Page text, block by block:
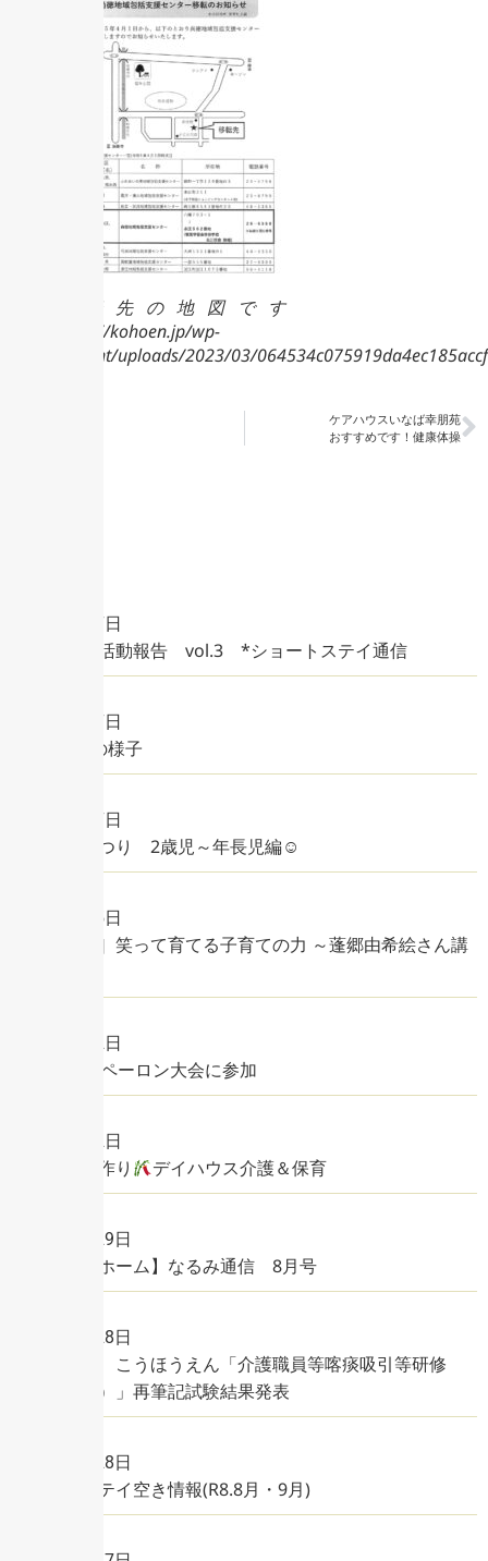
移転先の地図です
https://kohoen.jp/wp-
content/uploads/2023/03/
ケアハウスいなば幸朋苑
おすすめです！健康体操
2026年8月7日
◤特養◢ 活動報告 vol.3 *ショートステイ通信
2026年8月7日
7月の活動の様子
2026年8月7日
☺えのわまつり 2歳児～年長児編☺
2026年8月5日
［ニュース］笑って育てる子育ての力 ～蓬郷由希絵さん講
2026年8月2日
第35回境港ペーロン大会に参加
2026年8月2日
七夕の短冊作り デイハウス介護＆保育
2026年7月29日
【グループホーム】なるみ通信 8月号
2026年7月28日
令和８年度 こうほうえん「介護職員等喀痰吸引等研修
（基本研修）」再筆記試験結果発表
2026年7月28日
ショートステイ空き情報(R8.8月・9月)